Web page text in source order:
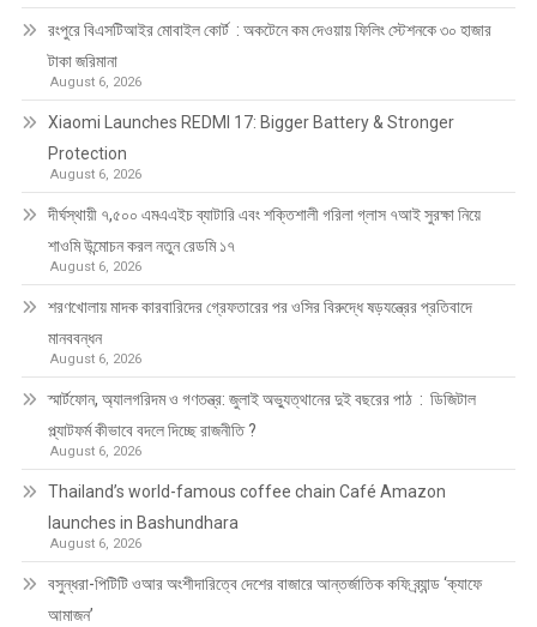
রংপুরে বিএসটিআইর মোবাইল কোর্ট : অকটেনে কম দেওয়ায় ফিলিং স্টেশনকে ৩০ হাজার
টাকা জরিমানা
August 6, 2026
Xiaomi Launches REDMI 17: Bigger Battery & Stronger
Protection
August 6, 2026
দীর্ঘস্থায়ী ৭,৫০০ এমএএইচ ব্যাটারি এবং শক্তিশালী গরিলা গ্লাস ৭আই সুরক্ষা নিয়ে
শাওমি উন্মোচন করল নতুন রেডমি ১৭
August 6, 2026
শরণখোলায় মাদক কারবারিদের গ্রেফতারের পর ওসির বিরুদ্ধে ষড়যন্ত্রের প্রতিবাদে
মানববন্ধন
August 6, 2026
স্মার্টফোন, অ্যালগরিদম ও গণতন্ত্র: জুলাই অভ্যুত্থানের দুই বছরের পাঠ : ডিজিটাল
প্ল্যাটফর্ম কীভাবে বদলে দিচ্ছে রাজনীতি ?
August 6, 2026
Thailand’s world-famous coffee chain Café Amazon
launches in Bashundhara
August 6, 2026
বসুন্ধরা-পিটিটি ওআর অংশীদারিত্বে দেশের বাজারে আন্তর্জাতিক কফি ব্র্যান্ড ‘ক্যাফে
আমাজন’